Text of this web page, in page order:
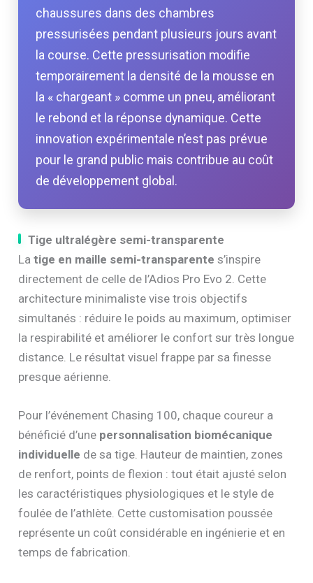
chaussures dans des chambres
pressurisées pendant plusieurs jours avant
la course. Cette pressurisation modifie
temporairement la densité de la mousse en
la « chargeant » comme un pneu, améliorant
le rebond et la réponse dynamique. Cette
innovation expérimentale n’est pas prévue
pour le grand public mais contribue au coût
de développement global.
Tige ultralégère semi-transparente
Latige en maille semi-transparente s’inspire
directement de celle de l’Adios Pro Evo 2. Cette
architecture minimaliste vise trois objectifs
simultanés : réduire le poids au maximum, optimiser
la respirabilité et améliorer le confort sur très longue
distance. Le résultat visuel frappe par sa finesse
presque aérienne.
Pour l’événement Chasing 100, chaque coureur a
bénéficié d’une personnalisation biomécanique
individuelle de sa tige. Hauteur de maintien, zones
de renfort, points de flexion : tout était ajusté selon
les caractéristiques physiologiques et le style de
foulée de l’athlète. Cette customisation poussée
représente un coût considérable en ingénierie et en
temps de fabrication.